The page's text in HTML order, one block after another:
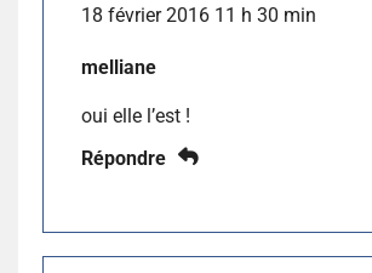
18 février 2016 11 h 30 min
melliane
oui elle l’est !
Répondre